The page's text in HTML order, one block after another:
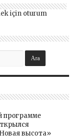
için oturum
программе
высота»